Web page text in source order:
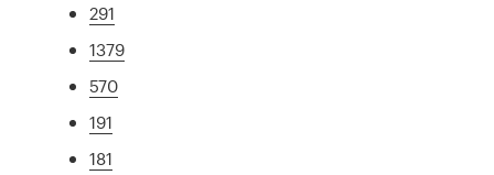
291
1379
570
191
181